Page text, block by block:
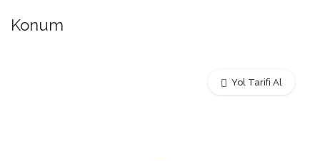
Konum
Yol Tarifi Al